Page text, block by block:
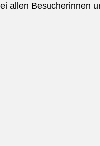
allen Besucherinnen